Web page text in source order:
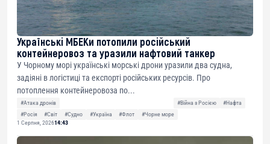
Українські МБЕКи потопили російський
контейнеровоз та уразили нафтовий танкер
У Чорному морі українські морські дрони уразили два судна,
задіяні в логістиці та експорті російських ресурсів. Про
потоплення контейнеровоза по...
#Атака дронів #Війна з Росією
#Нафта
#Росія
#Світ #Судно #Україна #Флот
#Чорне море
1 Серпня, 202614:43